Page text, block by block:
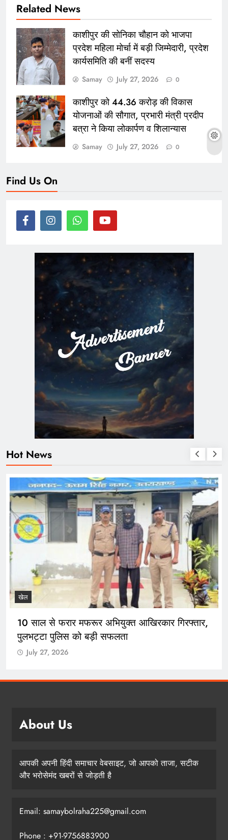
Related News
काशीपुर की सोनिका चौहान को भाजपा
प्रदेश महिला मोर्चा में बड़ी जिम्मेदारी, प्रदेश
कार्यसमिति की बनीं सदस्य
Samay July 27, 2026 0
काशीपुर को 44.36 करोड़ की विकास
योजनाओं की सौगात, प्रभारी मंत्री प्रदीप
बत्रा ने किया लोकार्पण व शिलान्यास
Samay July 27, 2026 0
Find Us On
Hot News
खेल
10 साल से फरार मफरूर अभियुक्त आखिरकार गिरफ्तार,
पुलभट्टा पुलिस को बड़ी सफलता
July 27, 2026
About Us
आपकी अपनी हिंदी समाचार वेबसाइट, जो आपको ताजा, सटीक
और भरोसेमंद खबरों से जोड़ती है
Email: samaybolraha225@gmail.com
Phone : +91-9756883900